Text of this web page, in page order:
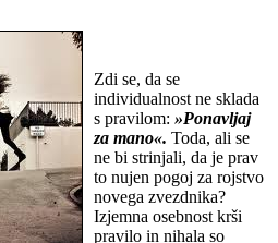
Zdi se, da se
individualnost ne sklada
s pravilom: »Ponavljaj
za mano«. Toda, ali se
ne bi strinjali, da je prav
to nujen pogoj za rojstvo
novega zvezdnika?
Izjemna osebnost krši
pravilo in nihala so